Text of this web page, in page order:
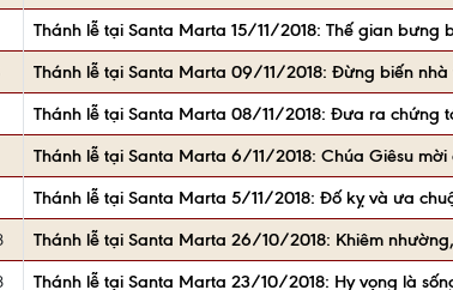
Thánh lễ tại Santa Marta 15/11/2018: Thế gian bưng
Thánh lễ tại Santa Marta 09/11/2018: Đừng biến
Thánh lễ tại Santa Marta 08/11/2018: Đưa ra chứng
Thánh lễ tại Santa Marta 6/11/2018: Chúa Giêsu
Thánh lễ tại Santa Marta 5/11/2018: Đố kỵ và ưa
Thánh lễ tại Santa Marta 26/10/2018: Khiêm
Thánh lễ tại Santa Marta 23/10/2018: Hy vọng là